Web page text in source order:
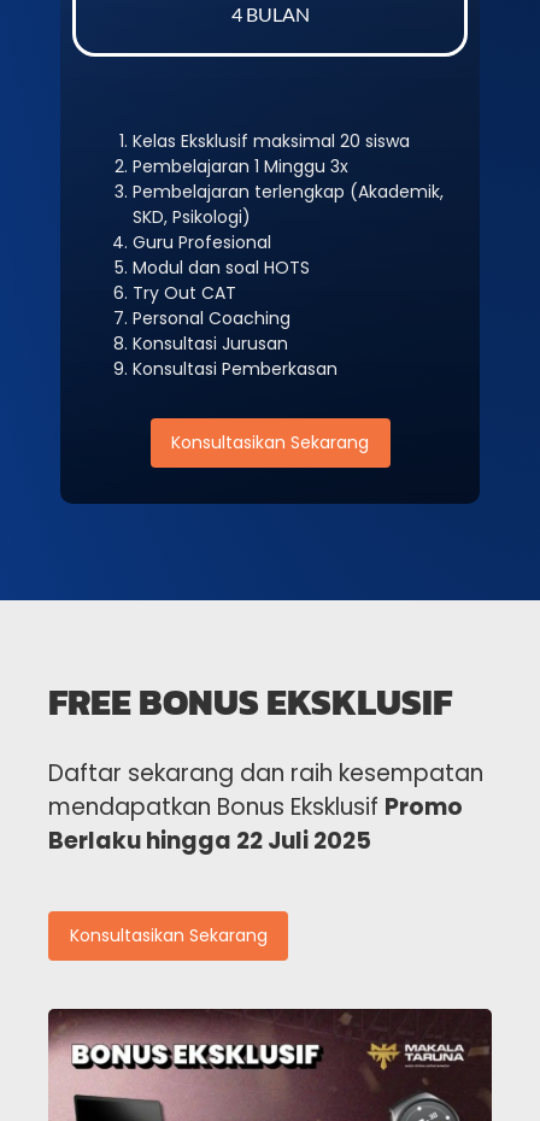
4 BULAN
Kelas Eksklusif maksimal 20 siswa
Pembelajaran 1 Minggu 3x
Pembelajaran terlengkap (Akademik,
SKD, Psikologi)
Guru Profesional
Modul dan soal HOTS
Try Out CAT
Personal Coaching
Konsultasi Jurusan
Konsultasi Pemberkasan
Konsultasikan Sekarang
FREE BONUS EKSKLUSIF
Daftar sekarang dan raih kesempatan
mendapatkan Bonus Eksklusif Promo
Berlaku hingga 22 Juli 2025
Konsultasikan Sekarang